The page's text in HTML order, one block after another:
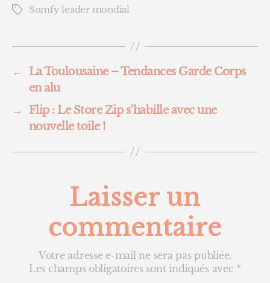
Étiquettes
Somfy leader mondial
←
La Toulousaine – Tendances Garde Corps
en alu
→
Flip : Le Store Zip s’habille avec une
nouvelle toile !
Laisser un
commentaire
Votre adresse e-mail ne sera pas publiée.
Les champs obligatoires sont indiqués avec *